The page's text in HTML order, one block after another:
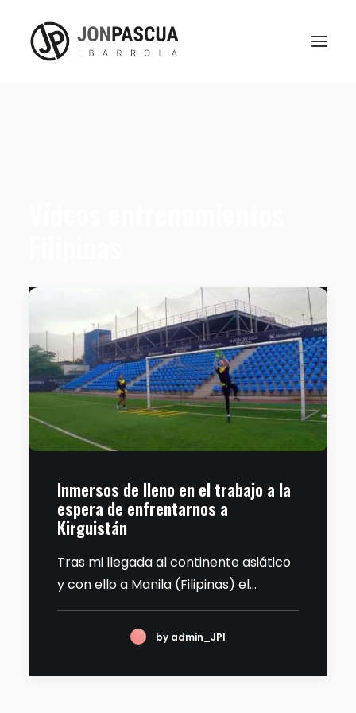
Inmersos de lleno en el trabajo a la
espera de enfrentarnos a
Kirguistán
Tras mi llegada al continente asiático
y con ello a Manila (Filipinas) el…
by admin_JPI